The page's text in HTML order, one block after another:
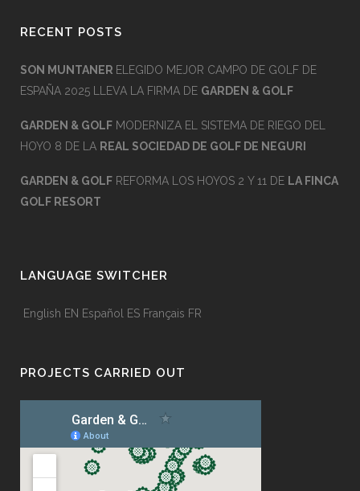
RECENT POSTS
SON MUNTANER ELEGIDO MEJOR CAMPO DE GOLF DE
ESPAÑA 2025 LLEVA LA FIRMA DE GARDEN & GOLF
GARDEN & GOLF MODERNIZA EL SISTEMA DE RIEGO DEL
HOYO 8 DE LA REAL SOCIEDAD DE GOLF DE NEGURI
GARDEN & GOLF REFORMA LOS HOYOS 2 Y 11 DE LA FINCA
GOLF RESORT
LANGUAGE SWITCHER
English EN Español ES Français FR
PROJECTS CARRIED OUT